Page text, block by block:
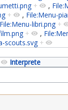
+ ,
+ , File:Menu-
File:Menu-libri.png +
+ ,
scouts.svg +
Interprete